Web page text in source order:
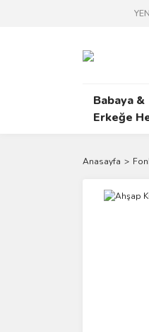
Babaya &
Erkeğe
Anasayfa